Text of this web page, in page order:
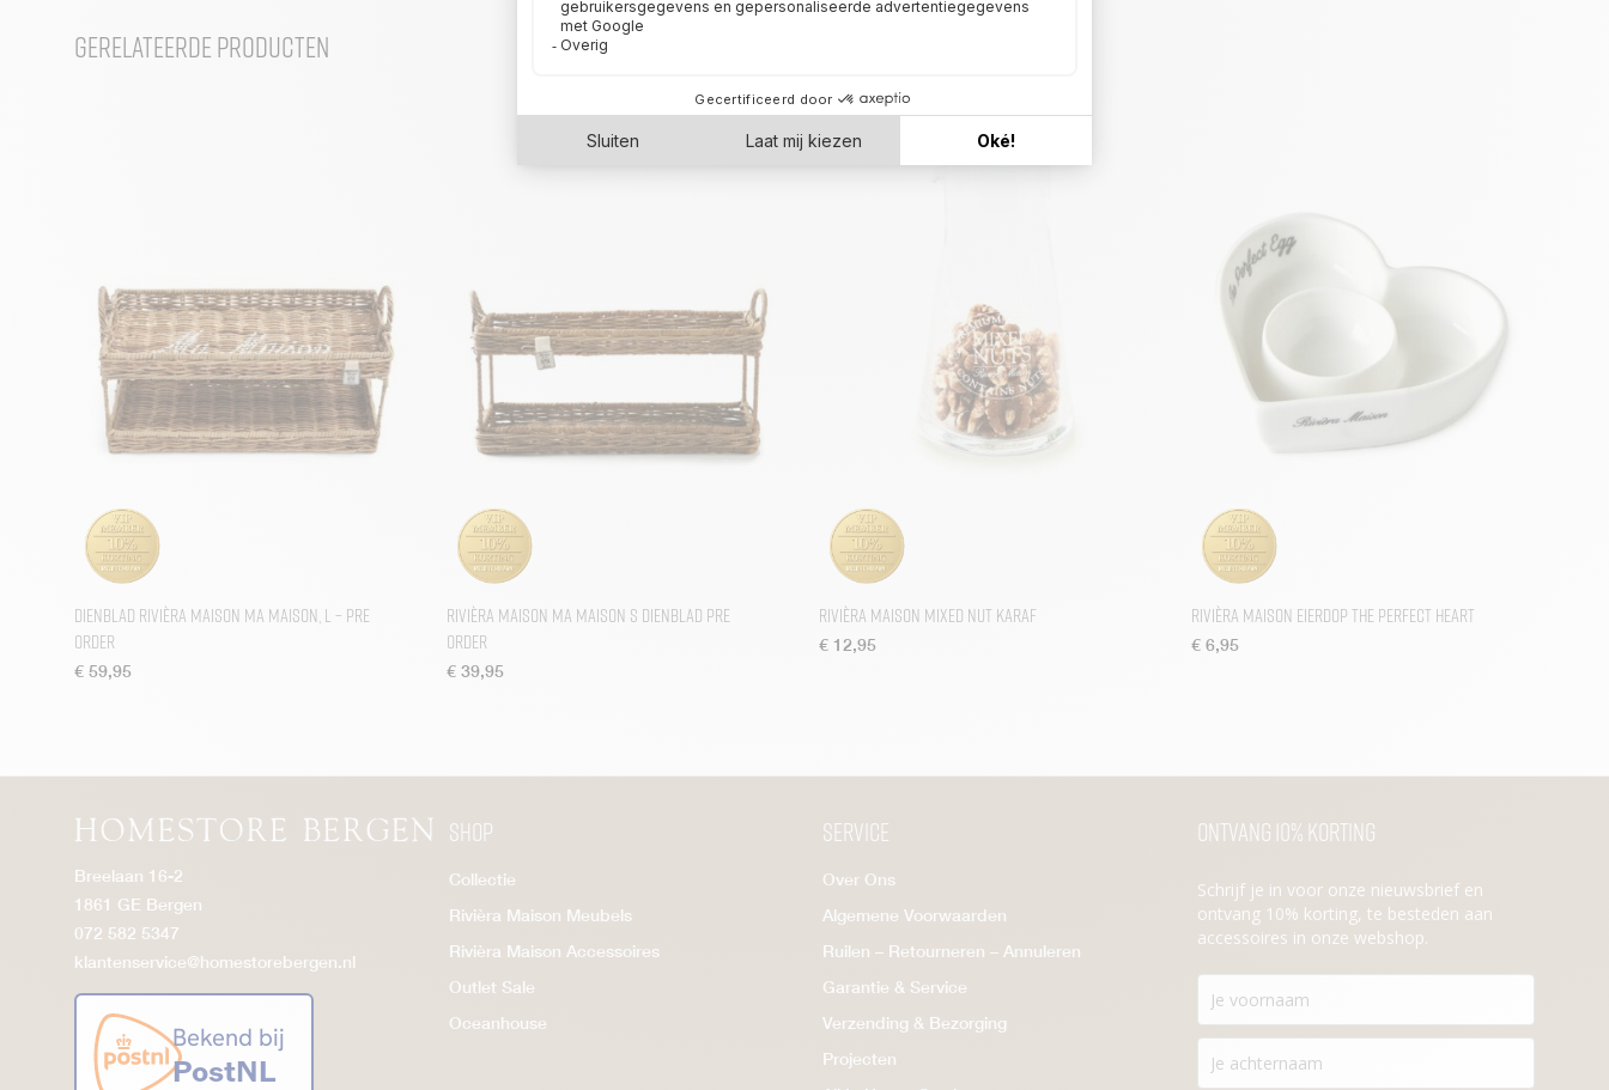
Gerelateerde producten
Dienblad Rivièra Maison Ma Maison, L – Pre
Order
€ 59,95
Rivièra Maison Ma Maison S Dienblad pre
order
€ 39,95
Rivièra Maison Mixed Nut Karaf
€ 12,95
Rivièra Maison Eierdop The Perfect Heart
€ 6,95
Breelaan 16-2
1861 GE Bergen
072 582 5347
klantenservice@homestorebergen.nl
Shop
Collectie
Rivièra Maison Meubels
Rivièra Maison Accessoires
Outlet Sale
Oceanhouse
Service
Over Ons
Algemene Voorwaarden
Ruilen – Retourneren – Annuleren
Garantie & Service
Verzending & Bezorging
Projecten
Ontvang 10% korting
Schrijf je in voor onze nieuwsbrief en
ontvang 10% korting, te besteden aan
accessoires in onze webshop.